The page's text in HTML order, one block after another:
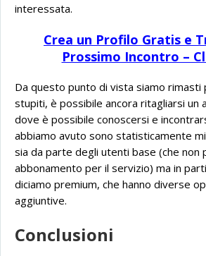
interessata.
Crea un Profilo Gratis e
Prossimo Incontro –
Da questo punto di vista siamo rimasti
stupiti, è possibile ancora ritagliarsi un
dove è possibile conoscersi e
abbiamo avuto sono statisticamente
sia da parte degli utenti base (che non
abbonamento per il servizio) ma in
diciamo premium, che hanno diverse
aggiuntive.
Conclusioni